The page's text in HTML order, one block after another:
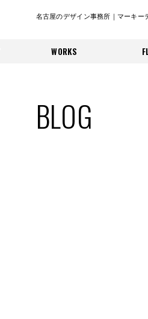
名古屋のデザイン事務所｜マーキー
WORKS
BLOG